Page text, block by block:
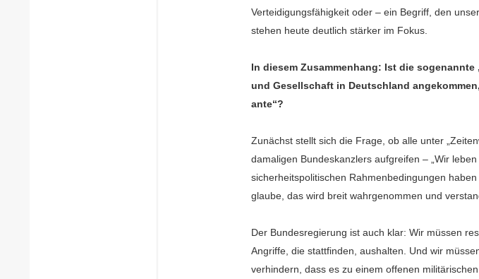
Verteidigungsfähigkeit oder – ein Begriff, den
stehen heute deutlich stärker im Fokus.
In diesem Zusammenhang: Ist die
und Gesellschaft in Deutschland
ante“?
Zunächst stellt sich die Frage, ob alle unter
damaligen Bundeskanzlers aufgreifen – „Wir
sicherheitspolitischen Rahmenbedingungen
glaube, das wird breit wahrgenommen und
Der Bundesregierung ist auch klar: Wir müssen
Angriffe, die stattfinden, aushalten. Und wir
verhindern, dass es zu einem offenen